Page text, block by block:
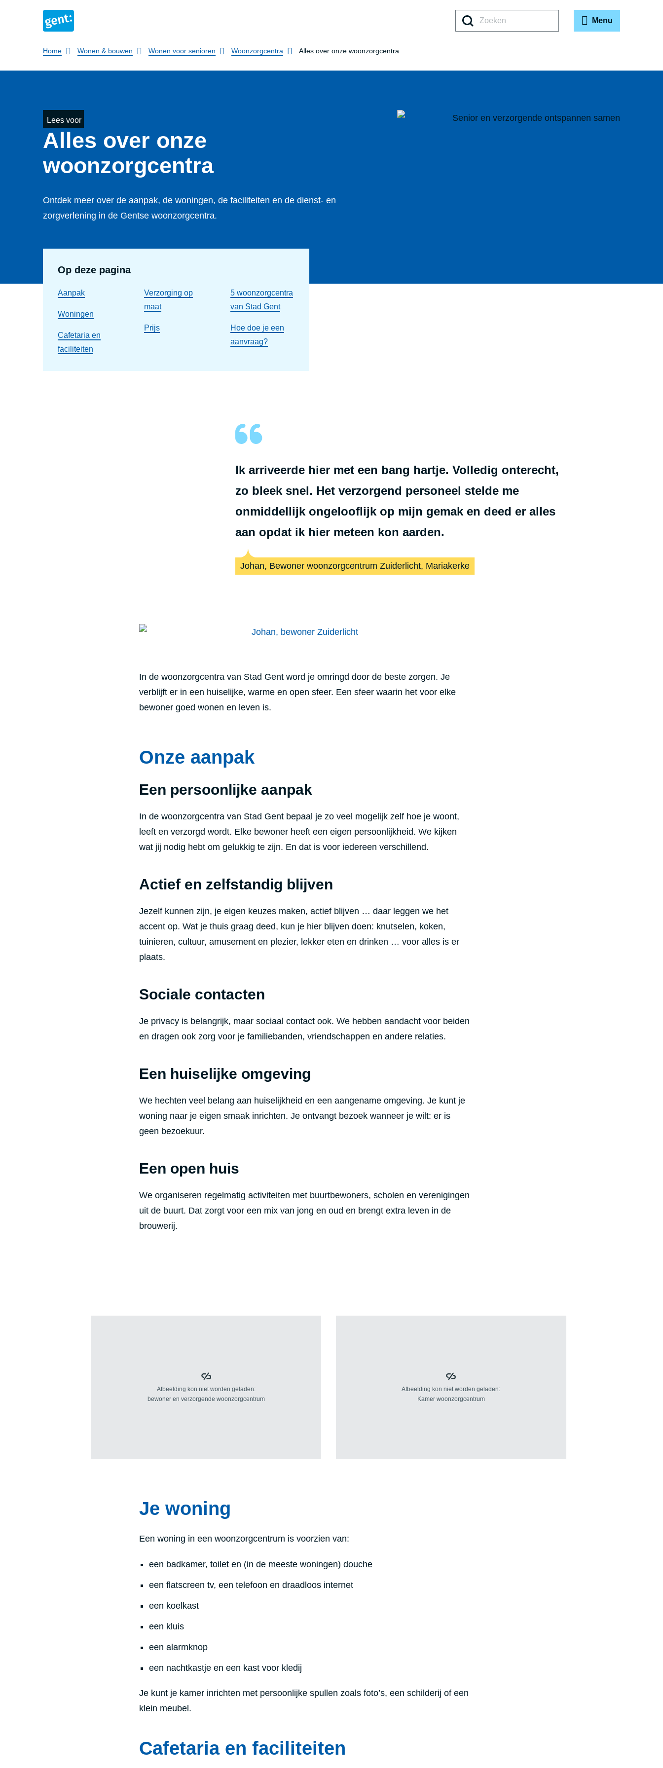
Zoeken
Menu
Breadcrumb
Home Wonen & bouwen Wonen voor senioren Woonzorgcentra Alles over onze woonzorgcentra
Lees voor
Alles over onze
woonzorgcentra
Ontdek meer over de aanpak, de woningen, de faciliteiten en de dienst- en
zorgverlening in de Gentse woonzorgcentra.
Op deze pagina
Aanpak
Woningen
Cafetaria en
faciliteiten
Verzorging op
maat
Prijs
5 woonzorgcentra
van Stad Gent
Hoe doe je een
aanvraag?
Ik arriveerde hier met een bang hartje. Volledig onterecht,
zo bleek snel. Het verzorgend personeel stelde me
onmiddellijk ongelooflijk op mijn gemak en deed er alles
aan opdat ik hier meteen kon aarden.
Johan, Bewoner woonzorgcentrum Zuiderlicht, Mariakerke
In de woonzorgcentra van Stad Gent word je omringd door de beste zorgen. Je
verblijft er in een huiselijke, warme en open sfeer. Een sfeer waarin het voor elke
bewoner goed wonen en leven is.
Onze aanpak
Een persoonlijke aanpak
In de woonzorgcentra van Stad Gent bepaal je zo veel mogelijk zelf hoe je woont,
leeft en verzorgd wordt. Elke bewoner heeft een eigen persoonlijkheid. We kijken
wat jij nodig hebt om gelukkig te zijn. En dat is voor iedereen verschillend.
Actief en zelfstandig blijven
Jezelf kunnen zijn, je eigen keuzes maken, actief blijven … daar leggen we het
accent op. Wat je thuis graag deed, kun je hier blijven doen: knutselen, koken,
tuinieren, cultuur, amusement en plezier, lekker eten en drinken … voor alles is er
plaats.
Sociale contacten
Je privacy is belangrijk, maar sociaal contact ook. We hebben aandacht voor beiden
en dragen ook zorg voor je familiebanden, vriendschappen en andere relaties.
Een huiselijke omgeving
We hechten veel belang aan huiselijkheid en een aangename omgeving. Je kunt je
woning naar je eigen smaak inrichten. Je ontvangt bezoek wanneer je wilt: er is
geen bezoekuur.
Een open huis
We organiseren regelmatig activiteiten met buurtbewoners, scholen en verenigingen
uit de buurt. Dat zorgt voor een mix van jong en oud en brengt extra leven in de
brouwerij.
Je woning
Een woning in een woonzorgcentrum is voorzien van:
een badkamer, toilet en (in de meeste woningen) douche
een flatscreen tv, een telefoon en draadloos internet
een koelkast
een kluis
een alarmknop
een nachtkastje en een kast voor kledij
Je kunt je kamer inrichten met persoonlijke spullen zoals foto’s, een schilderij of een
klein meubel.
Cafetaria en faciliteiten